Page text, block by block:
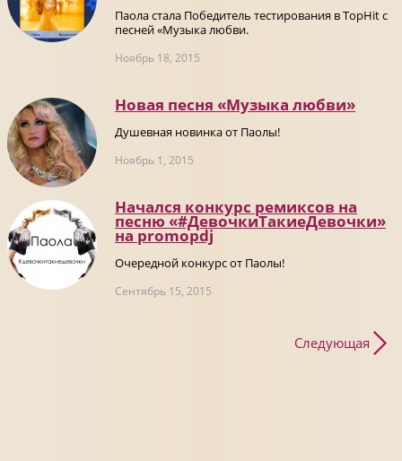
Паола стала Победитель тестирования в TopHit с
песней «Музыка любви.
Ноябрь 18, 2015
Новая песня «Музыка любви»
Душевная новинка от Паолы!
Ноябрь 1, 2015
Начался конкурс ремиксов на
песню «#ДевочкиТакиеДевочки»
на promоpdj
Очередной конкурс от Паолы!
Сентябрь 15, 2015
Следующая